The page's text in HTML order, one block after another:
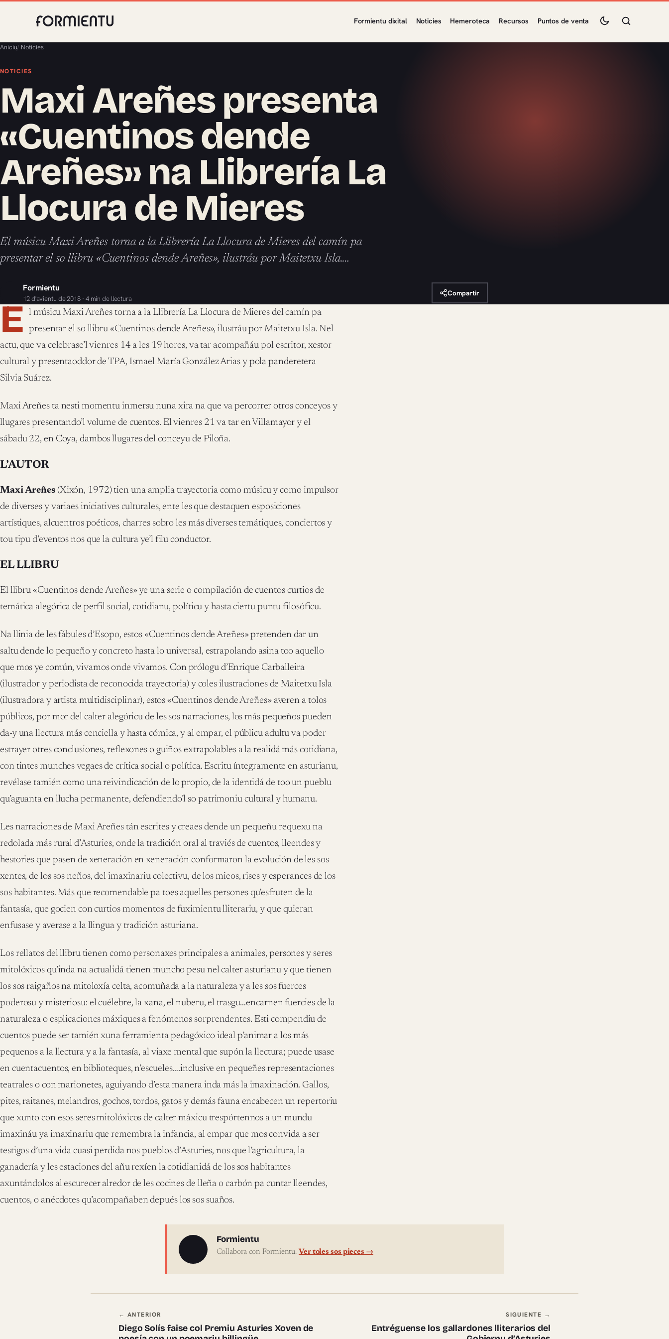
Formientu dixital Noticies Hemeroteca Recursos Puntos de venta
Aniciu/ Noticies
NOTICIES
Maxi Areñes presenta
«Cuentinos dende
Areñes» na Llibrería La
Llocura de Mieres
El músicu Maxi Areñes torna a la Llibrería La Llocura de Mieres del camín pa
presentar el so llibru «Cuentinos dende Areñes», ilustráu por Maitetxu Isla.…
Formientu
12 d'avientu de 2018 · 4 min de llectura
Compartir
E l músicu Maxi Areñes torna a la Llibrería La Llocura de Mieres del camín pa
presentar el so llibru «Cuentinos dende Areñes», ilustráu por Maitetxu Isla. Nel
actu, que va celebrase’l vienres 14 a les 19 hores, va tar acompañáu pol escritor, xestor
cultural y presentaoddor de TPA, Ismael María González Arias y pola panderetera
Silvia Suárez.
Maxi Areñes ta nesti momentu inmersu nuna xira na que va percorrer otros conceyos y
llugares presentando’l volume de cuentos. El vienres 21 va tar en Villamayor y el
sábadu 22, en Coya, dambos llugares del conceyu de Piloña.
L’AUTOR
Maxi Areñes(Xixón, 1972) tien una amplia trayectoria como músicu y como impulsor
de diverses y variaes iniciatives culturales, ente les que destaquen esposiciones
artístiques, alcuentros poéticos, charres sobro les más diverses temátiques, conciertos y
tou tipu d’eventos nos que la cultura ye’l filu conductor.
EL LLIBRU
El llibru «Cuentinos dende Areñes» ye una serie o compilación de cuentos curtios de
temática alegórica de perfil social, cotidianu, políticu y hasta ciertu puntu filosóficu.
Na llinia de les fábules d’Esopo, estos «Cuentinos dende Areñes» pretenden dar un
saltu dende lo pequeño y concreto hasta lo universal, estrapolando asina too aquello
que mos ye común, vivamos onde vivamos. Con prólogu d’Enrique Carballeira
(ilustrador y periodista de reconocida trayectoria) y coles ilustraciones de Maitetxu Isla
(ilustradora y artista multidisciplinar), estos «Cuentinos dende Areñes» averen a tolos
públicos, por mor del calter alegóricu de les sos narraciones, los más pequeños pueden
da-y una llectura más cenciella y hasta cómica, y al empar, el públicu adultu va poder
estrayer otres conclusiones, reflexones o guiños extrapolables a la realidá más cotidiana,
con tintes munches vegaes de crítica social o política. Escritu íntegramente en asturianu,
revélase tamién como una reivindicación de lo propio, de la identidá de too un pueblu
qu’aguanta en llucha permanente, defendiendo’l so patrimoniu cultural y humanu.
Les narraciones de Maxi Areñes tán escrites y creaes dende un pequeñu requexu na
redolada más rural d’Asturies, onde la tradición oral al traviés de cuentos, lleendes y
hestories que pasen de xeneración en xeneración conformaron la evolución de les sos
xentes, de los sos neños, del imaxinariu colectivu, de los mieos, rises y esperances de los
sos habitantes. Más que recomendable pa toes aquelles persones qu’esfruten de la
fantasía, que gocien con curtios momentos de fuximientu lliterariu, y que quieran
enfusase y averase a la llingua y tradición asturiana.
Los rellatos del llibru tienen como personaxes principales a animales, persones y seres
mitolóxicos qu’inda na actualidá tienen muncho pesu nel calter asturianu y que tienen
los sos raigaños na mitoloxía celta, acomuñada a la naturaleza y a les sos fuerces
poderosu y misteriosu: el cuélebre, la xana, el nuberu, el trasgu…encarnen fuercies de la
naturaleza o esplicaciones máxiques a fenómenos sorprendentes. Esti compendiu de
cuentos puede ser tamién xuna ferramienta pedagóxico ideal p’animar a los más
pequenos a la llectura y a la fantasía, al viaxe mental que supón la llectura; puede usase
en cuentacuentos, en biblioteques, n’escueles….inclusive en pequeñes representaciones
teatrales o con marionetes, aguiyando d’esta manera inda más la imaxinación. Gallos,
pites, raitanes, melandros, gochos, tordos, gatos y demás fauna encabecen un repertoriu
que xunto con esos seres mitolóxicos de calter máxicu trespórtennos a un mundu
imaxináu ya imaxinariu que remembra la infancia, al empar que mos convida a ser
testigos d’una vida cuasi perdida nos pueblos d’Asturies, nos que l’agricultura, la
ganadería y les estaciones del añu rexíen la cotidianidá de los sos habitantes
axuntándolos al escurecer alredor de les cocines de lleña o carbón pa cuntar lleendes,
cuentos, o anécdotes qu’acompañaben depués los sos suaños.
Sobre l'autor
Formientu
Collabora con Formientu. Ver toles sos pieces →
Navegación ente pieces
← ANTERIOR
Diego Solís faise col Premiu Asturies Xoven de
SIGUIENTE →
Entréguense los gallardones lliterarios del